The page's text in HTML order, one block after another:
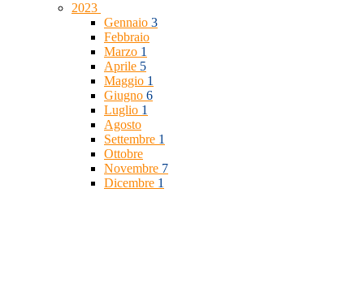
2023
Gennaio 3
Febbraio
Marzo 1
Aprile 5
Maggio 1
Giugno 6
Luglio 1
Agosto
Settembre 1
Ottobre
Novembre 7
Dicembre 1